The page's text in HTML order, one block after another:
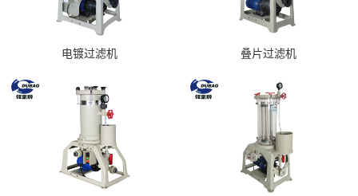
电镀过滤机 叠片过滤机